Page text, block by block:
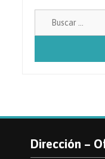
Dirección –